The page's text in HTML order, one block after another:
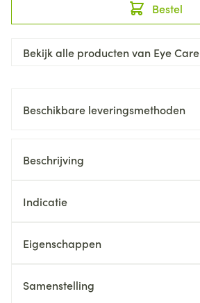
Bestel
Bekijk alle producten van Eye Care
Beschikbare leveringsmethoden
Beschrijving
Indicatie
Eigenschappen
Samenstelling